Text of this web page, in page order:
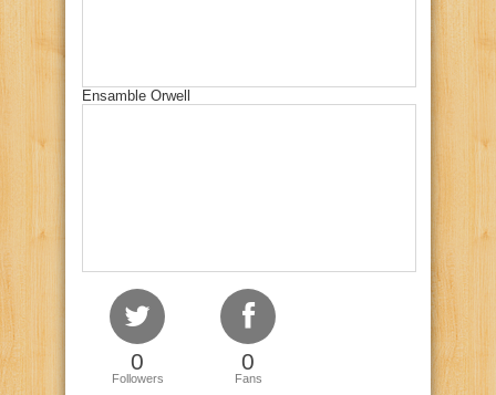
Ensamble Orwell
0
Followers
0
Fans